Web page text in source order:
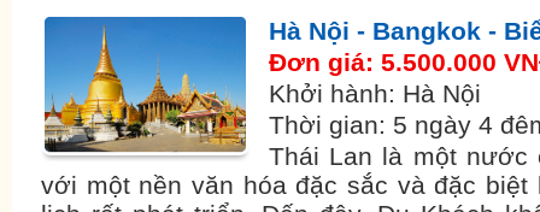
Hà Nội - Bangkok -
Đơn giá: 5.500.000
Khởi hành: Hà Nội
Thời gian: 5 ngày 4
Thái Lan là một
với một nền văn hóa đặc sắc và đặc biệt